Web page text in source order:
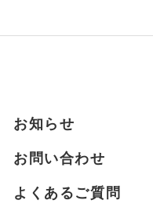
お知らせ
お問い合わせ
よくあるご質問